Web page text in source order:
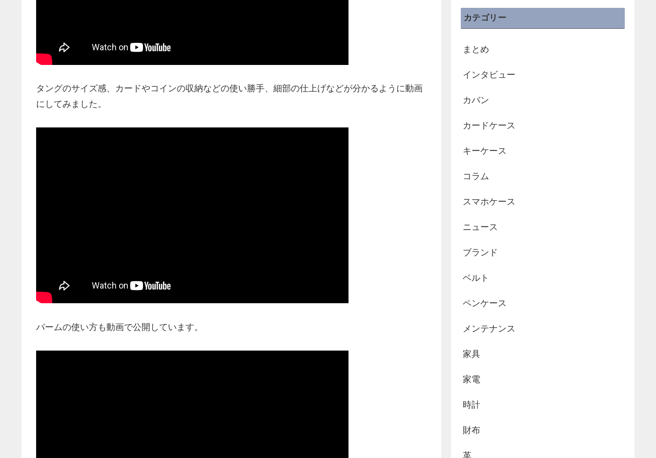
タングのサイズ感、カードやコインの収納などの使い勝手、細部の仕上げなどが分かるように動画
にしてみました。
パームの使い方も動画で公開しています。
カテゴリー
まとめ
インタビュー
カバン
カードケース
キーケース
コラム
スマホケース
ニュース
ブランド
ベルト
ペンケース
メンテナンス
家具
家電
時計
財布
革